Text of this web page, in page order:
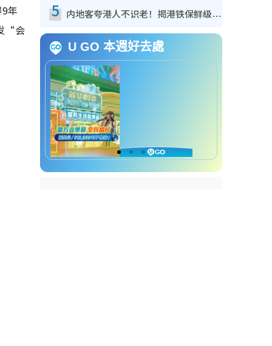
年
“会
5 内地客夸港人不识老！揭港铁保鲜级冷气 港人求放过：别投诉
U GO 本週好去處